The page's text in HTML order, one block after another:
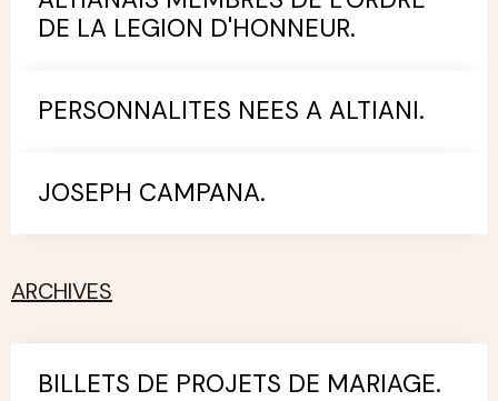
DE LA LEGION D'HONNEUR.
PERSONNALITES NEES A ALTIANI.
JOSEPH CAMPANA.
ARCHIVES
BILLETS DE PROJETS DE MARIAGE.